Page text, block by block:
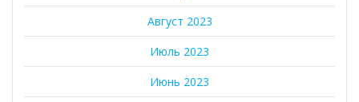
Август 2023
Июль 2023
Июнь 2023